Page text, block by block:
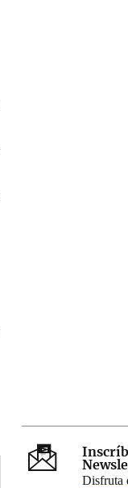
Disfruta